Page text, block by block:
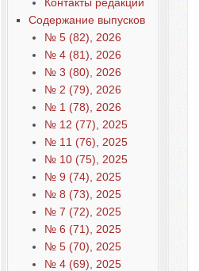
Содержание выпусков
№ 5 (82), 2026
№ 4 (81), 2026
№ 3 (80), 2026
№ 2 (79), 2026
№ 1 (78), 2026
№ 12 (77), 2025
№ 11 (76), 2025
№ 10 (75), 2025
№ 9 (74), 2025
№ 8 (73), 2025
№ 7 (72), 2025
№ 6 (71), 2025
№ 5 (70), 2025
№ 4 (69), 2025